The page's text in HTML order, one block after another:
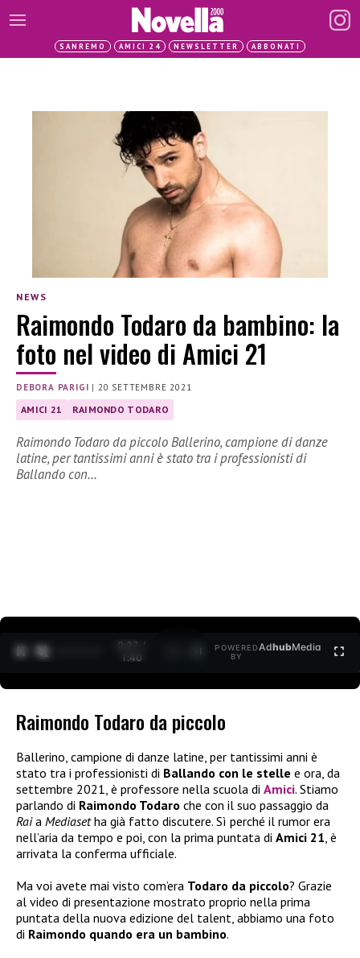
SANREMO AMICI 24 NEWSLETTER ABBONATI
NEWS
Raimondo Todaro da bambino: la
foto nel video di Amici 21
DEBORA PARIGI | 20 SETTEMBRE 2021
AMICI 21 RAIMONDO TODARO
Raimondo Todaro da piccolo Ballerino, campione di danze
latine, per tantissimi anni è stato tra i professionisti di
Ballando con…
0:27 /
1:40
POWERED
BY
AdhubMedia
Raimondo Todaro da piccolo
Ballerino, campione di danze latine, per tantissimi anni è
stato tra i professionisti di Ballando con le stelle e ora, da
settembre 2021, è professore nella scuola di Amici. Stiamo
parlando di Raimondo Todaro che con il suo passaggio da
Raia Mediasetha già fatto discutere. Sì perché il rumor era
nell’aria da tempo e poi, con la prima puntata di Amici 21, è
arrivata la conferma ufficiale.
Ma voi avete mai visto com’era Todaro da piccolo? Grazie
al video di presentazione mostrato proprio nella prima
puntata della nuova edizione del talent, abbiamo una foto
di Raimondo quando era un bambino.